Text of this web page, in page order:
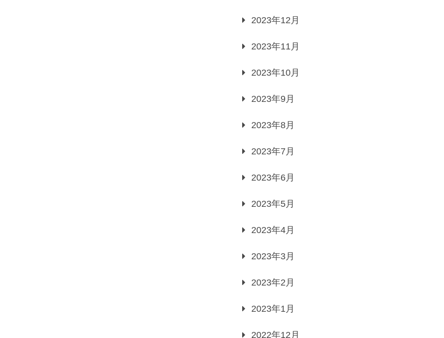
2023年12月
2023年11月
2023年10月
2023年9月
2023年8月
2023年7月
2023年6月
2023年5月
2023年4月
2023年3月
2023年2月
2023年1月
2022年12月